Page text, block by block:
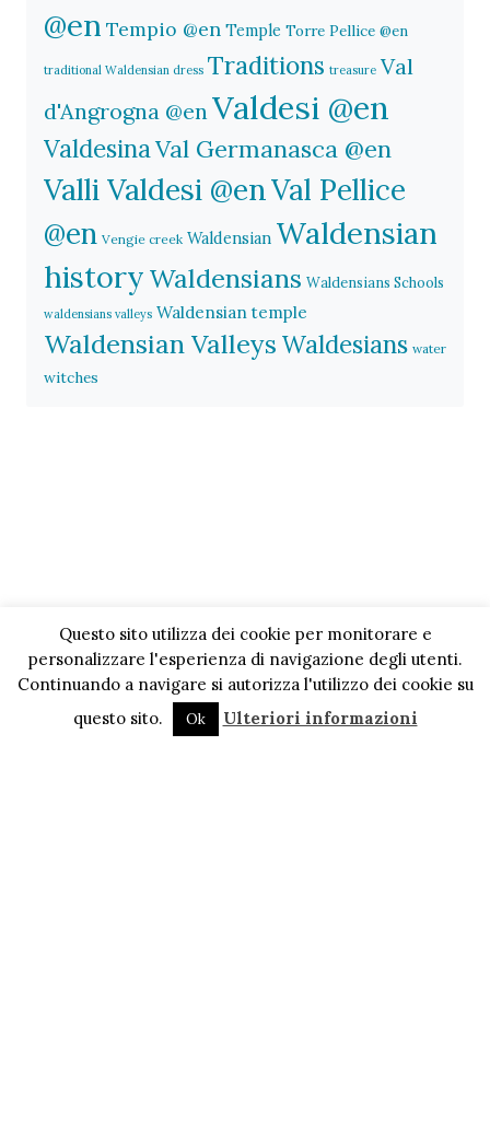
@en Tempio @en Temple Torre Pellice @en
traditional Waldensian dress Traditions treasure Val
d'Angrogna @enValdesi @en
ValdesinaVal Germanasca @en
Valli Valdesi @enVal Pellice
@en Vengie creek Waldensian Waldensian
historyWaldensians Waldensians Schools
waldensians valleys Waldensian temple
Waldensian Valleys Waldesians water
witches
Questo sito utilizza dei cookie per monitorare e
personalizzare l'esperienza di navigazione degli utenti.
Continuando a navigare si autorizza l'utilizzo dei cookie su
questo sito.
Ok Ulteriori informazioni